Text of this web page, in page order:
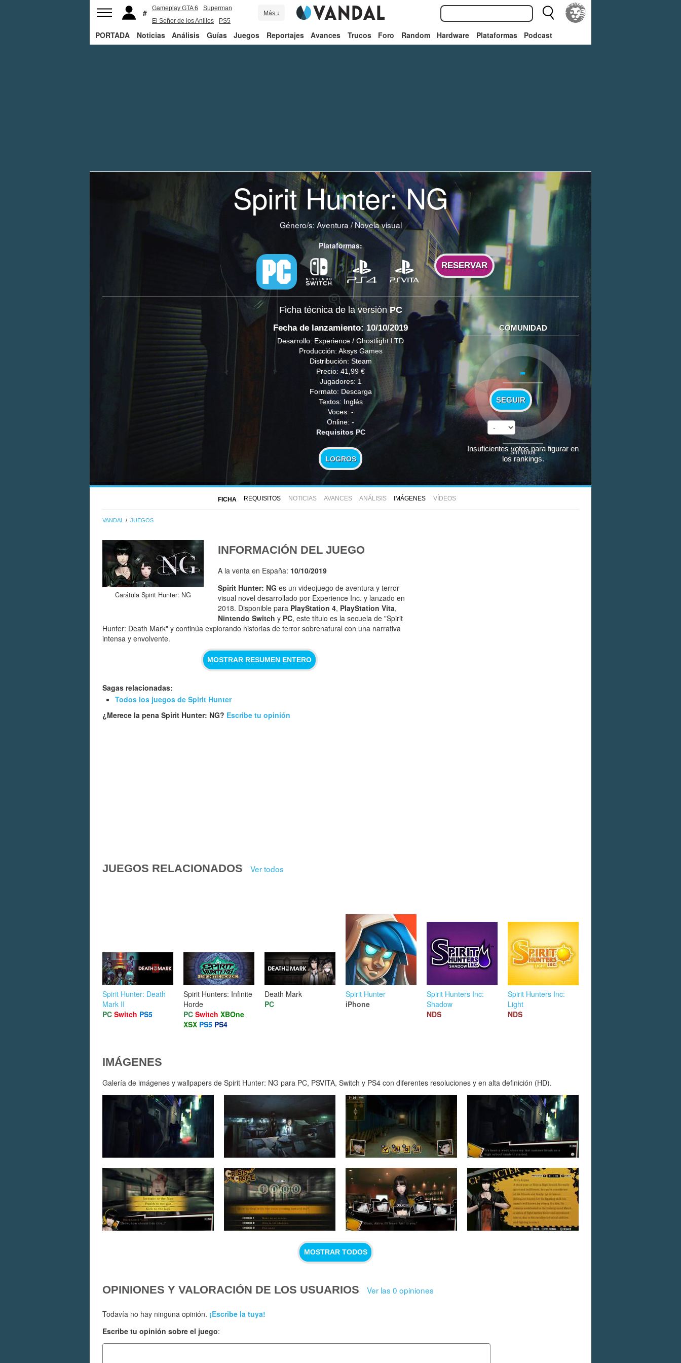
Gameplay GTA 6
Superman
El Señor de los Anillos
PS5
Más ↓
PORTADA Noticias Análisis Guías Juegos Reportajes Avances Trucos Foro Random Hardware Plataformas Podcast
Spirit Hunter: NG
Género/s:Aventura /Novela visual
Plataformas:
RESERVAR
Ficha técnica de la versión PC
Fecha de lanzamiento: 10/10/2019
Desarrollo: Experience / Ghostlight LTD
Producción: Aksys Games
Distribución: Steam
Precio: 41,99 €
Jugadores: 1
Formato: Descarga
Textos: Inglés
Voces: -
Online: -
Requisitos PC
LOGROS
COMUNIDAD
-
SEGUIR
Sin votos
Insuficientes votos para figurar en
los rankings.
FICHA REQUISITOS NOTICIAS AVANCES ANÁLISIS IMÁGENES VÍDEOS
VANDAL JUEGOS
Carátula Spirit Hunter: NG
INFORMACIÓN DEL JUEGO
A la venta en España: 10/10/2019
Spirit Hunter: NG es un videojuego de aventura y terror
visual novel desarrollado por Experience Inc. y lanzado en
2018. Disponible para PlayStation 4, PlayStation Vita,
Nintendo Switch y PC, este título es la secuela de "Spirit
Hunter: Death Mark" y continúa explorando historias de terror sobrenatural con una narrativa
intensa y envolvente.
MOSTRAR RESUMEN ENTERO
Sagas relacionadas:
Todos los juegos de Spirit Hunter
¿Merece la pena Spirit Hunter: NG? Escribe tu opinión
JUEGOS RELACIONADOS Ver todos
Spirit Hunter: Death
Mark II
PC Switch PS5
Spirit Hunters: Infinite
Horde
PC Switch XBOne
XSX PS5 PS4
Death Mark
PC
Spirit Hunter
iPhone
Spirit Hunters Inc:
Shadow
NDS
Spirit Hunters Inc:
Light
NDS
IMÁGENES
Galería de imágenes y wallpapers de Spirit Hunter: NG para PC, PSVITA, Switch y PS4 con diferentes resoluciones y en alta definición (HD).
MOSTRAR TODOS
OPINIONES Y VALORACIÓN DE LOS USUARIOS Ver las 0 opiniones
Todavía no hay ninguna opinión. ¡Escribe la tuya!
Escribe tu opinión sobre el juego: